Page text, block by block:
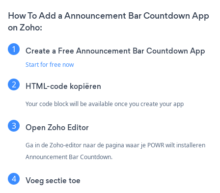
How To Add a Announcement Bar Countdown App
on Zoho:
Create a Free Announcement Bar Countdown App
Start for free now
HTML-code kopiëren
Your code block will be available once you create your app
Open Zoho Editor
Ga in de Zoho-editor naar de pagina waar je POWR wilt installeren
Announcement Bar Countdown.
Voeg sectie toe